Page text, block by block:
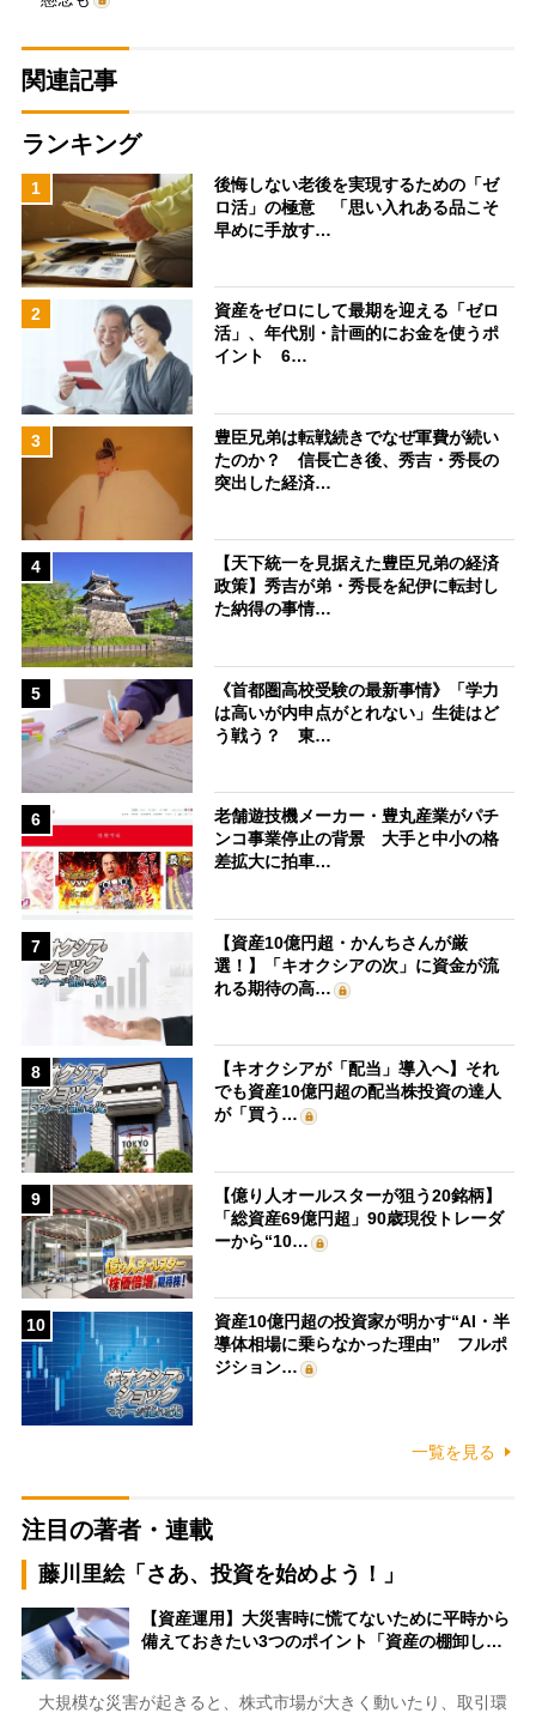
関連記事
ランキング
1
後悔しない老後を実現するための「ゼ
ロ活」の極意 「思い入れある品こそ
早めに手放す…
2
資産をゼロにして最期を迎える「ゼロ
活」、年代別・計画的にお金を使うポ
イント 6…
3
豊臣兄弟は転戦続きでなぜ軍費が続い
たのか？ 信長亡き後、秀吉・秀長の
突出した経済…
4
【天下統一を見据えた豊臣兄弟の経済
政策】秀吉が弟・秀長を紀伊に転封し
た納得の事情…
5
《首都圏高校受験の最新事情》「学力
は高いが内申点がとれない」生徒はど
う戦う？ 東…
6
老舗遊技機メーカー・豊丸産業がパチ
ンコ事業停止の背景 大手と中小の格
差拡大に拍車…
7
【資産10億円超・かんちさんが厳
選！】「キオクシアの次」に資金が流
れる期待の高…
8
【キオクシアが「配当」導入へ】それ
でも資産10億円超の配当株投資の達人
が「買う…
9
【億り人オールスターが狙う20銘柄】
「総資産69億円超」90歳現役トレーダ
ーから“10…
10
資産10億円超の投資家が明かす“AI・半
導体相場に乗らなかった理由” フルポ
ジション…
一覧を見る
注目の著者・連載
藤川里絵「さあ、投資を始めよう！」
【資産運用】大災害時に慌てないために平時から
備えておきたい3つのポイント「資産の棚卸し…
大規模な災害が起きると、株式市場が大きく動いたり、取引環